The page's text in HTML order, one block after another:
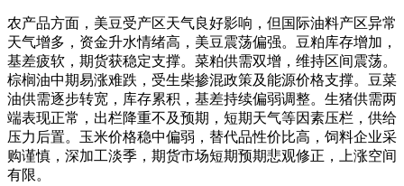
农产品方面，美豆受产区天气良好影响，但国际油料产区异常
天气增多，资金升水情绪高，美豆震荡偏强。豆粕库存增加，
基差疲软，期货获稳定支撑。菜粕供需双增，维持区间震荡。
棕榈油中期易涨难跌，受生柴掺混政策及能源价格支撑。豆菜
油供需逐步转宽，库存累积，基差持续偏弱调整。生猪供需两
端表现正常，出栏降重不及预期，短期天气等因素压栏，供给
压力后置。玉米价格稳中偏弱，替代品性价比高，饲料企业采
购谨慎，深加工淡季，期货市场短期预期悲观修正，上涨空间
有限。